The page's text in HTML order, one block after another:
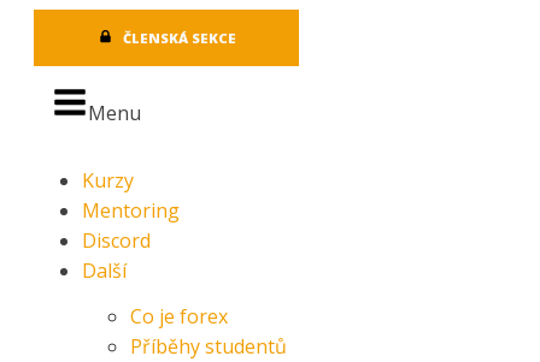
ČLENSKÁ SEKCE
Menu
Kurzy
Mentoring
Discord
Další
Co je forex
Příběhy studentů